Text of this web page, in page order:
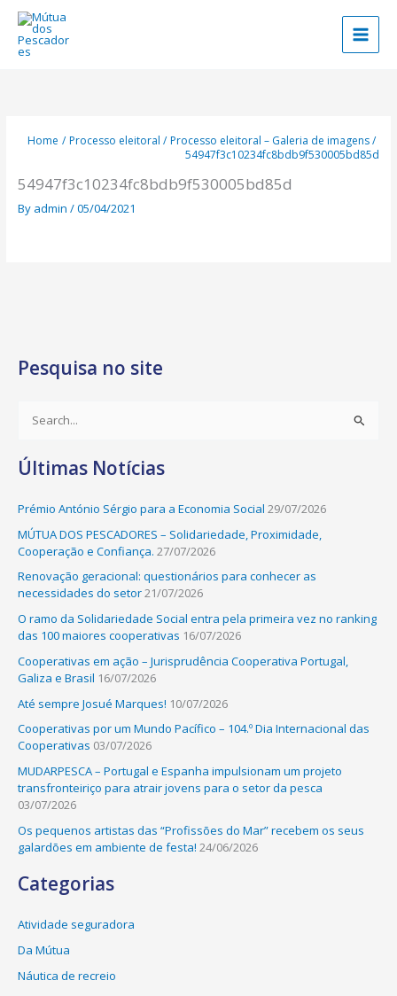
content
Home Processo eleitoral
Processo eleitoral – Galeria de imagens
54947f3c10234fc8bdb9f530005bd85d
54947f3c10234fc8bdb9f530005bd85d
By admin/05/04/2021
Pesquisa no site
a
c
h
f
o
Últimas Notícias
Prémio António Sérgio para a Economia Social 29/07/2026
MÚTUA DOS PESCADORES – Solidariedade, Proximidade,
Cooperação e Confiança. 27/07/2026
Renovação geracional: questionários para conhecer as
necessidades do setor21/07/2026
O ramo da Solidariedade Social entra pela primeira vez no ranking
das 100 maiores cooperativas 16/07/2026
Cooperativas em ação – Jurisprudência Cooperativa Portugal,
Galiza e Brasil 16/07/2026
Até sempre Josué Marques! 10/07/2026
Cooperativas por um Mundo Pacífico – 104.º Dia Internacional das
Cooperativas 03/07/2026
MUDARPESCA – Portugal e Espanha impulsionam um projeto
transfronteiriço para atrair jovens para o setor da pesca
03/07/2026
Os pequenos artistas das “Profissões do Mar” recebem os seus
galardões em ambiente de festa! 24/06/2026
Categorias
Atividade seguradora
Da Mútua
Náutica de recreio